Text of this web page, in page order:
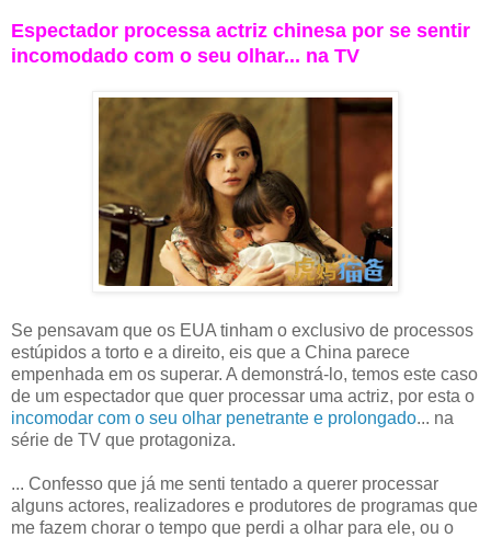
Espectador processa actriz chinesa por se sentir
incomodado com o seu olhar... na TV
Se pensavam que os EUA tinham o exclusivo de processos
estúpidos a torto e a direito, eis que a China parece
empenhada em os superar. A demonstrá-lo, temos este caso
de um espectador que quer processar uma actriz, por esta o
incomodar com o seu olhar penetrante e prolongado... na
série de TV que protagoniza.
... Confesso que já me senti tentado a querer processar
alguns actores, realizadores e produtores de programas que
me fazem chorar o tempo que perdi a olhar para ele, ou o